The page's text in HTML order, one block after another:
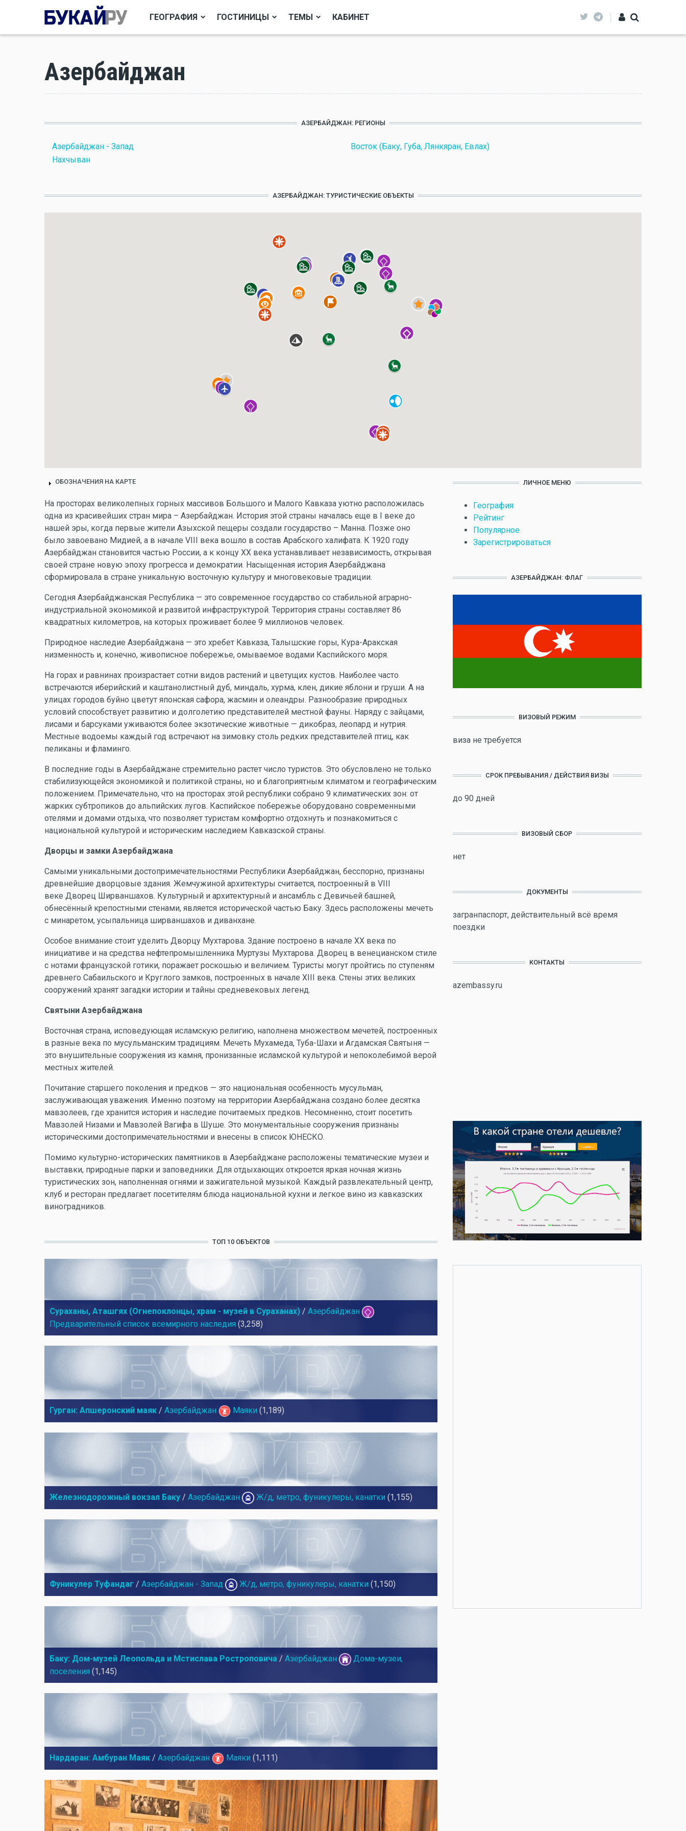
ГЕОГРАФИЯ ГОСТИНИЦЫ ТЕМЫ КАБИНЕТ
Азербайджан
АЗЕРБАЙДЖАН: РЕГИОНЫ
Азербайджан - Запад
Восток (Баку, Губа, Лянкяран, Евлах)
Нахчыван
АЗЕРБАЙДЖАН: ТУРИСТИЧЕСКИЕ ОБЪЕКТЫ
ОБОЗНАЧЕНИЯ НА КАРТЕ
На просторах великолепных горных массивов Большого и Малого Кавказа уютно расположилась
одна из красивейших стран мира – Азербайджан. История этой страны началась еще в I веке до
нашей эры, когда первые жители Азыхской пещеры создали государство – Манна. Позже оно
было завоевано Мидией, а в начале VIII века вошло в состав Арабского халифата. К 1920 году
Азербайджан становится частью России, а к концу XX века устанавливает независимость, открывая
своей стране новую эпоху прогресса и демократии. Насыщенная история Азербайджана
сформировала в стране уникальную восточную культуру и многовековые традиции.
Сегодня Азербайджанская Республика — это современное государство со стабильной аграрно-
индустриальной экономикой и развитой инфраструктурой. Территория страны составляет 86
квадратных километров, на которых проживает более 9 миллионов человек.
Природное наследие Азербайджана — это хребет Кавказа, Талышские горы, Кура-Аракская
низменность и, конечно, живописное побережье, омываемое водами Каспийского моря.
На горах и равнинах произрастает сотни видов растений и цветущих кустов. Наиболее часто
встречаются иберийский и каштанолистный дуб, миндаль, хурма, клен, дикие яблони и груши. А на
улицах городов буйно цветут японская сафора, жасмин и олеандры. Разнообразие природных
условий способствует развитию и долголетию представителей местной фауны. Наряду с зайцами,
лисами и барсуками уживаются более экзотические животные — дикобраз, леопард и нутрия.
Местные водоемы каждый год встречают на зимовку столь редких представителей птиц, как
пеликаны и фламинго.
В последние годы в Азербайджане стремительно растет число туристов. Это обусловлено не только
стабилизующейся экономикой и политикой страны, но и благоприятным климатом и географическим
положением. Примечательно, что на просторах этой республики собрано 9 климатических зон: от
жарких субтропиков до альпийских лугов. Каспийское побережье оборудовано современными
отелями и домами отдыха, что позволяет туристам комфортно отдохнуть и познакомиться с
национальной культурой и историческим наследием Кавказской страны.
Дворцы и замки Азербайджана
Самыми уникальными достопримечательностями Республики Азербайджан, бесспорно, признаны
древнейшие дворцовые здания. Жемчужиной архитектуры считается, построенный в VIII
веке Дворец Ширваншахов. Культурный и архитектурный и ансамбль с Девичьей башней,
обнесённый крепостными стенами, является исторической частью Баку. Здесь расположены мечеть
с минаретом, усыпальница ширваншахов и диванхане.
Особое внимание стоит уделить Дворцу Мухтарова. Здание построено в начале XX века по
инициативе и на средства нефтепромышленника Муртузы Мухтарова. Дворец в венецианском стиле
с нотами французской готики, поражает роскошью и величием. Туристы могут пройтись по ступеням
древнего Сабаильского и Круглого замков, построенных в начале XIII века. Стены этих великих
сооружений хранят загадки истории и тайны средневековых легенд.
Святыни Азербайджана
Восточная страна, исповедующая исламскую религию, наполнена множеством мечетей, построенных
в разные века по мусульманским традициям. Мечеть Мухамеда, Туба-Шахи и Агдамская Святыня —
это внушительные сооружения из камня, пронизанные исламской культурой и непоколебимой верой
местных жителей.
Почитание старшего поколения и предков — это национальная особенность мусульман,
заслуживающая уважения. Именно поэтому на территории Азербайджана создано более десятка
мавзолеев, где хранится история и наследие почитаемых предков. Несомненно, стоит посетить
Мавзолей Низами и Мавзолей Вагифа в Шуше. Это монументальные сооружения признаны
историческими достопримечательностями и внесены в список ЮНЕСКО.
Помимо культурно-исторических памятников в Азербайджане расположены тематические музеи и
выставки, природные парки и заповедники. Для отдыхающих откроется яркая ночная жизнь
туристических зон, наполненная огнями и зажигательной музыкой. Каждый развлекательный центр,
клуб и ресторан предлагает посетителям блюда национальной кухни и легкое вино из кавказских
виноградников.
ТОП 10 ОБЪЕКТОВ
Сураханы, Аташгях (Огнепоклонцы, храм - музей в Сураханах) / Азербайджан
Предварительный список всемирного наследия (3,258)
Гурган: Апшеронский маяк / Азербайджан Маяки (1,189)
Железнодорожный вокзал Баку / Азербайджан Ж/д, метро, фуникулеры, канатки (1,155)
Фуникулер Туфандаг / Азербайджан - Запад Ж/д, метро, фуникулеры, канатки (1,150)
Баку: Дом-музей Леопольда и Мстислава Ростроповича / Азербайджан
Дома-музеи,
поселения (1,145)
Нардаран: Амбуран Маяк / Азербайджан Маяки (1,111)
ЛИЧНОЕ МЕНЮ
География
Рейтинг
Популярное
Зарегистрироваться
АЗЕРБАЙДЖАН: ФЛАГ
ВИЗОВЫЙ РЕЖИМ
виза не требуется
СРОК ПРЕБЫВАНИЯ / ДЕЙСТВИЯ ВИЗЫ
до 90 дней
ВИЗОВЫЙ СБОР
нет
ДОКУМЕНТЫ
загранпаспорт, действительный всё время
поездки
КОНТАКТЫ
azembassy.ru